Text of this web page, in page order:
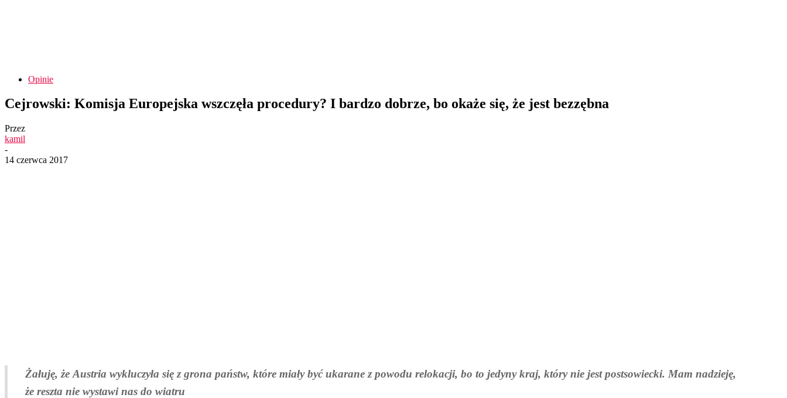
Opinie
Cejrowski: Komisja Europejska wszczęła procedury? I bardzo dobrze, bo okaże się, że jest bezzębna
Przez
kamil
-
14 czerwca 2017
Żałuję, że Austria wykluczyła się z grona państw, które miały być ukarane z powodu relokacji, bo to jedyny kraj, który nie jest postsowiecki. Mam nadzieję,
że reszta nie wystawi nas do wiatru